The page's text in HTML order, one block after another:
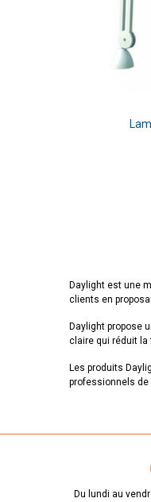
Daylight est une
clients en
Daylight propose
claire qui réduit
Les produits
professionnels de
La marque
clients.
En résumé,
Du lundi au